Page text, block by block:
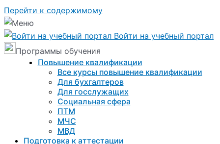
Перейти к содержимому
Войти на учебный портал
Программы обучения
Повышение квалификации
Все курсы повышение квалификации
Для бухгалтеров
Для госслужащих
Социальная сфера
ПТМ
МЧС
МВД
Подготовка к aттестации